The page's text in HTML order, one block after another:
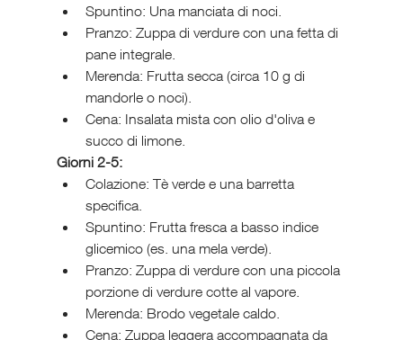
Spuntino: Una manciata di noci.
Pranzo: Zuppa di verdure con una fetta di
pane integrale.
Merenda: Frutta secca (circa 10 g di
mandorle o noci).
Cena: Insalata mista con olio d'oliva e
succo di limone.
Giorni 2-5:
Colazione: Tè verde e una barretta
specifica.
Spuntino: Frutta fresca a basso indice
glicemico (es. una mela verde).
Pranzo: Zuppa di verdure con una piccola
porzione di verdure cotte al vapore.
Merenda: Brodo vegetale caldo.
Cena: Zuppa leggera accompagnata da